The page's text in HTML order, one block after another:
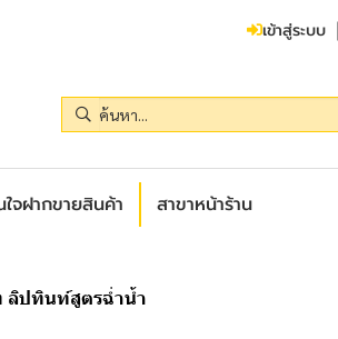
เข้าสู่ระบบ
จฝากขายสินค้า สาขาหน้าร้าน
ลิปทินท์สูตรฉ่ำน้ำ